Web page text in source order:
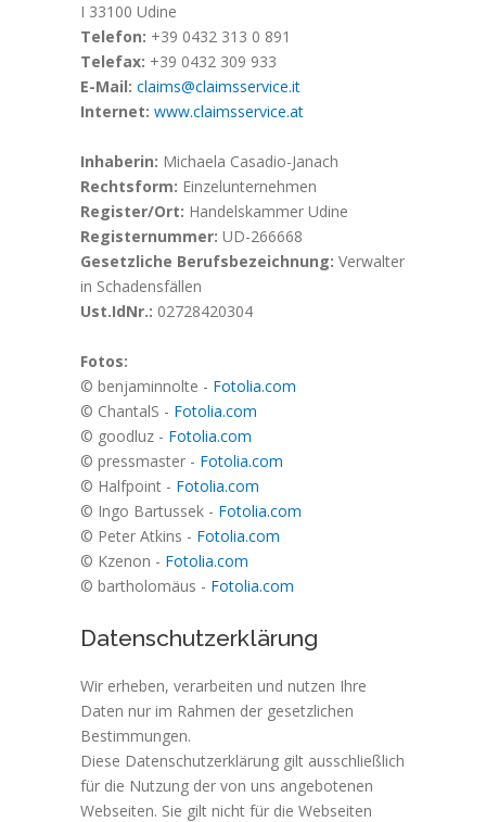
I 33100 Udine
Telefon: +39 0432 313 0 891
Telefax: +39 0432 309 933
E-Mail: claims@claimsservice.it
Internet: www.claimsservice.at
Inhaberin: Michaela Casadio-Janach
Rechtsform: Einzelunternehmen
Register/Ort: Handelskammer Udine
Registernummer: UD-266668
Gesetzliche Berufsbezeichnung: Verwalter
in Schadensfällen
Ust.IdNr.: 02728420304
Fotos:
© benjaminnolte - Fotolia.com
© ChantalS - Fotolia.com
© goodluz - Fotolia.com
© pressmaster - Fotolia.com
© Halfpoint - Fotolia.com
© Ingo Bartussek - Fotolia.com
© Peter Atkins - Fotolia.com
© Kzenon - Fotolia.com
© bartholomäus - Fotolia.com
Datenschutzerklärung
Wir erheben, verarbeiten und nutzen Ihre
Daten nur im Rahmen der gesetzlichen
Bestimmungen.
Diese Datenschutzerklärung gilt ausschließlich
für die Nutzung der von uns angebotenen
Webseiten. Sie gilt nicht für die Webseiten